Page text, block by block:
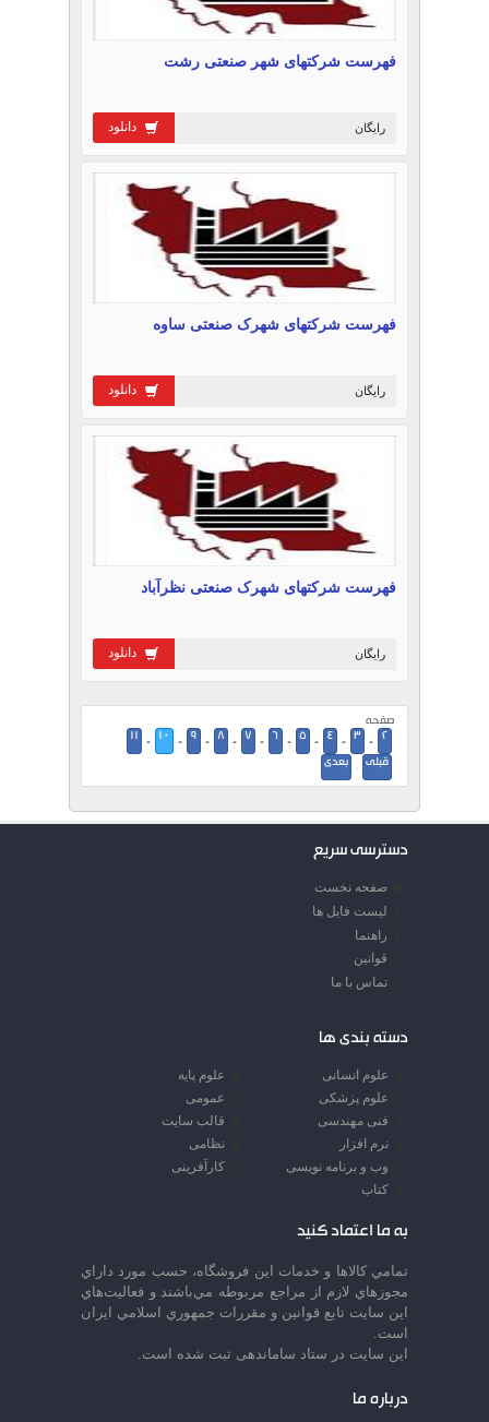
فهرست شرکتهای شهر صنعتی رشت
دانلود رایگان
فهرست شرکتهای شهرک صنعتی ساوه
دانلود رایگان
فهرست شرکتهای شهرک صنعتی نظرآباد
دانلود رایگان
صفحه
2
-
3
-
4
-
5
-
6
-
7
-
8
-
9
-
10
-
11
قبلی · بعدی
دسترسی سریع
صفحه نخست
لیست فایل ها
راهنما
قوانین
تماس با ما
دسته بندی ها
علوم انسانی
علوم پایه
علوم پزشکی
عمومی
فنی مهندسی
قالب سایت
نرم افزار
نظامی
وب و برنامه نویسی
کارآفرینی
کتاب
به ما اعتماد کنید
تمامي كالاها و خدمات اين فروشگاه، حسب مورد داراي
مجوزهاي لازم از مراجع مربوطه مي‌باشند و فعاليت‌هاي
اين سايت تابع قوانين و مقررات جمهوري اسلامي ايران
است.
این سایت در ستاد ساماندهی ثبت شده است.
درباره ما